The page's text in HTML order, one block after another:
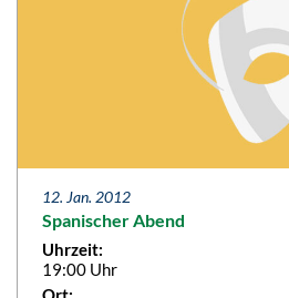
12. Jan. 2012
Spanischer Abend
Uhrzeit:
19:00 Uhr